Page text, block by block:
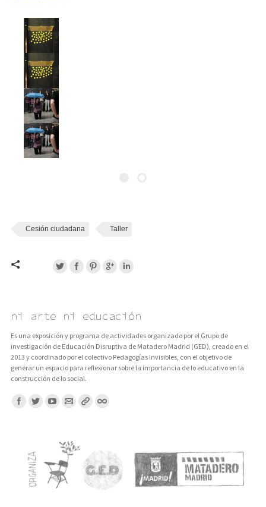
Cesión ciudadana Taller
ni arte ni educación
Es una exposición y programa de actividades organizado por el Grupo de
investigación de Educación Disruptiva de Matadero Madrid (GED), creado en el
2013 y coordinado por el colectivo Pedagogías Invisibles, con el objetivo de
generar un espacio para reflexionar sobre la importancia de lo educativo en la
construcción de lo social.
Encuentranos